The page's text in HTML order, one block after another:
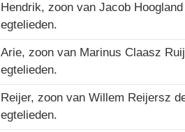
Hendrik, zoon van Jacob
egtelieden.
Arie, zoon van Marinus Claasz
egtelieden.
Reijer, zoon van Willem Reijersz
egtelieden.